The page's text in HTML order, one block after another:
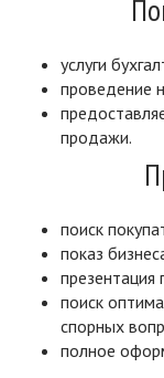
услуги
проведение
продажи.
поиск
показ
презентация
поиск
спорных
полное